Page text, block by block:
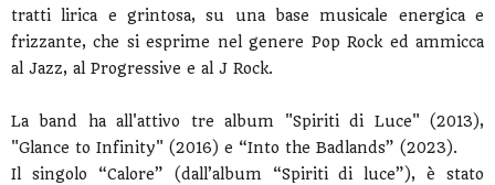
tratti lirica e grintosa, su una base musicale energica e
frizzante, che si esprime nel genere Pop Rock ed ammicca
al Jazz, al Progressive e al J Rock.
La band ha all'attivo tre album "Spiriti di Luce" (2013),
"Glance to Infinity" (2016) e “Into the Badlands” (2023).
Il singolo “Calore” (dall’album “Spiriti di luce”), è stato